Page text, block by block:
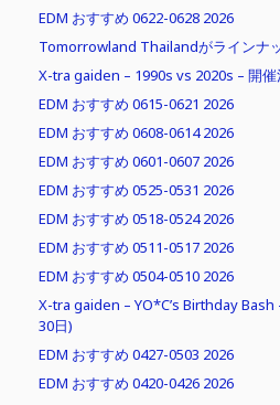
EDM おすすめ 0622-0628 2026
Tomorrowland Thailandがラインナ
X-tra gaiden – 1990s vs 2020s – 開
EDM おすすめ 0615-0621 2026
EDM おすすめ 0608-0614 2026
EDM おすすめ 0601-0607 2026
EDM おすすめ 0525-0531 2026
EDM おすすめ 0518-0524 2026
EDM おすすめ 0511-0517 2026
EDM おすすめ 0504-0510 2026
X-tra gaiden – YO*C’s Birthday Bash
30日)
EDM おすすめ 0427-0503 2026
EDM おすすめ 0420-0426 2026